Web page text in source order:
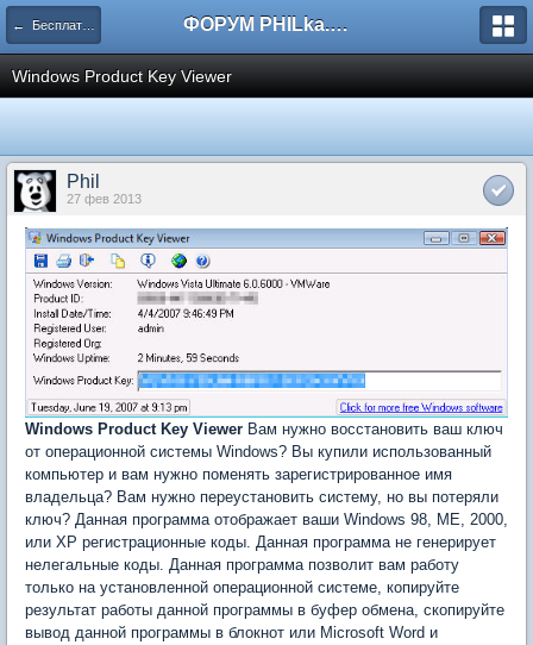
← Бесплатные программы ФОРУМ PHILka.RU
Windows Product Key Viewer
Phil
27 фев 2013
Windows Product Key Viewer Вам нужно восстановить ваш ключ
от операционной системы Windows? Вы купили использованный
компьютер и вам нужно поменять зарегистрированное имя
владельца? Вам нужно переустановить систему, но вы потеряли
ключ? Данная программа отображает ваши Windows 98, ME, 2000,
или XP регистрационные коды. Данная программа не генерирует
нелегальные коды. Данная программа позволит вам работу
только на установленной операционной системе, копируйте
результат работы данной программы в буфер обмена, скопируйте
вывод данной программы в блокнот или Microsoft Word и